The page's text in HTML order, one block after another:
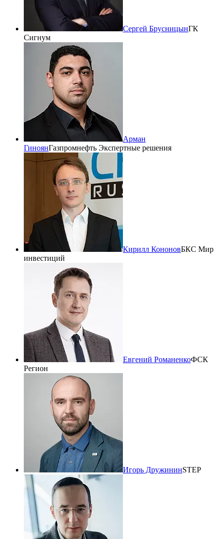
Сергей БрусницынГК
Сигнум
Арман
ГиноянГазпромнефть Экспертные решения
Кирилл КононовБКС Мир
инвестиций
Евгений РоманенкоФСК
Регион
Игорь ДружининSTEP